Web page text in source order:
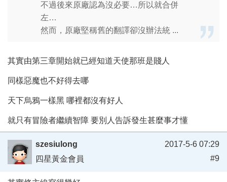
不過後來原廠認為沒必要…所以就合併
左…
然而，原廠堅稱舊的翻譯卻沒辦法統 ...
其實由第三章開始就已經知道天使那班是賤人
同樣惡魔也不好得去哪
天下烏鴉一樣黑 哪裡都沒有好人
就只有冒險者繼續智障 要別人告訴發生甚麼事才懂
szesiulong
四星黃金會員
2017-5-6 07:29
#9